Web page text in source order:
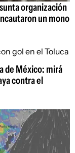
organización
un mono
de México: mirá
contra el